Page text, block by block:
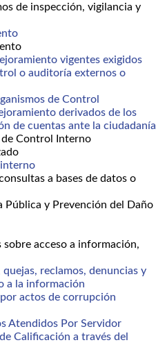
de inspección, vigilancia y
vigentes exigidos
o auditoría externos o
de Control
derivados de los
de cuentas ante la ciudadanía
Control Interno
a bases de datos o
Pública y Prevención del Daño
acceso a información,
reclamos, denuncias y
a la información
actos de corrupción
Atendidos Por Servidor
Calificación a través del